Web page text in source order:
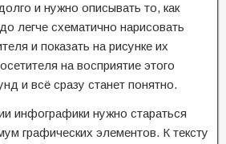
и нужно описывать то, как
легче схематично нарисовать
и показать на рисунке их
на восприятие этого
и всё сразу станет понятно.
инфографики нужно стараться
графических элементов. К тексту